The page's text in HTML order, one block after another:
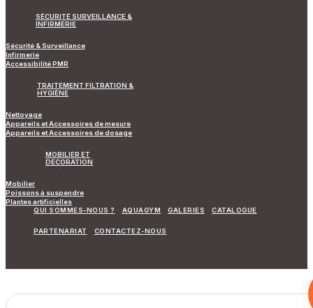
SÉCURITÉ SURVEILLANCE &
INFIRMERIE
Sécurité & Surveillance
Infirmerie
Accessibilité PMR
TRAITEMENT FILTRATION &
HYGIÈNE
Nettoyage
Appareils et Accessoires de mesure
Appareils et Accessoires de dosage
MOBILIER ET
DECORATION
Mobilier
Poissons à suspendre
Plantes artificielles
QUI SOMMES-NOUS ?
AQUAGYM GALERIES CATALOGUE
PARTENARIAT CONTACTEZ-NOUS